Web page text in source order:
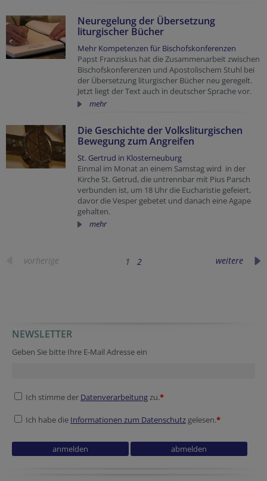
Neuregelung der Übersetzung
liturgischer Bücher
Mehr Kompetenzen für Bischofskonferenzen
Papst Franziskus hat die Zusammenarbeit zwischen
Bischofskonferenzen und Apostolischem Stuhl bei
der Übersetzung liturgischer Bücher neu geregelt.
Jetzt liegt der Text auch in deutscher Sprache vor.
mehr
Die Geschichte der Volksliturgischen
Bewegung zum Angreifen
St. Gertrud in Klosterneuburg
Einmal im Monat an einem Samstag wird in der
Kirche St. Getrud, die untrennbar mit Pius Parsch
verbunden ist, um 18 Uhr die Eucharistie gefeiert,
davor die Vesper gebetet und danach eine Agape
gehalten.
mehr
vorherige 1 2 weitere
Security token
Website
Website
Verification code
NEWSLETTER
Geben Sie bitte Ihre E-Mail Adresse ein
Ich stimme der Datenverarbeitungzu.*
Ich habe die Informationen zum Datenschutz gelesen.*